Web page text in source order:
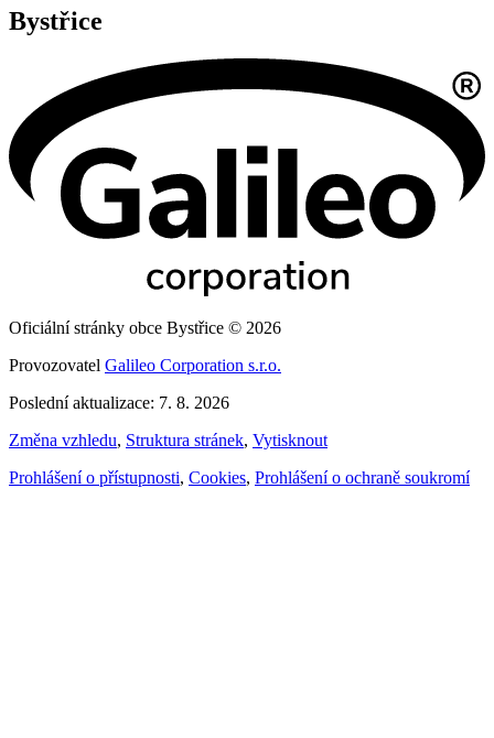
Bystřice
Oficiální stránky obce Bystřice © 2026
Provozovatel Galileo Corporation s.r.o.
Poslední aktualizace: 7. 8. 2026
Změna vzhledu, Struktura stránek, Vytisknout
Prohlášení o přístupnosti, Cookies, Prohlášení o ochraně soukromí